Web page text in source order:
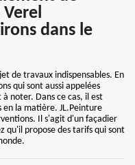
dans le
de travaux indispensables. En
qui sont aussi appelées
noter. Dans ce cas, il est
en la matière. JL.Peinture
Il s'agit d'un façadier
qu'il propose des tarifs qui sont